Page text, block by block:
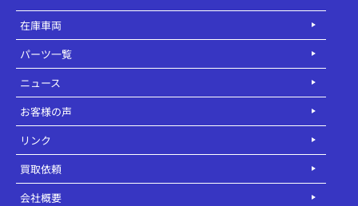
在庫車両
パーツ一覧
ニュース
お客様の声
リンク
買取依頼
会社概要